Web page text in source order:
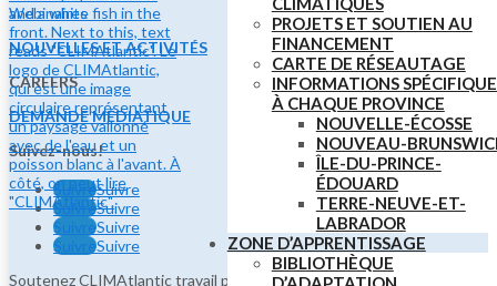
PROJETS ET SOUTIEN AU
FINANCEMENT
CARTE DE RÉSEAUTAGE
INFORMATIONS
À CHAQUE PROVINCE
NOUVELLE-ÉCOSSE
NOUVEAU-
ÎLE-DU-PRINCE-
ÉDOUARD
TERRE-NEUVE-ET-
LABRADOR
ZONE D’APPRENTISSAGE
BIBLIOTHÈQUE
Webinaires
NOUVELLES ET ACTIVITÉS
CAREERS
DEMANDE MÉDIATIQUE
Suivez-nous!
SuivreSuivre
SuivreSuivre
SuivreSuivre
SuivreSuivre
Soutenez CLIMAtlantic travail précieux.Votre don contribuera à